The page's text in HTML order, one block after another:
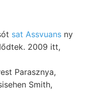
sat Assvuans ny
2009 itt,
Parasznya,
Smith,